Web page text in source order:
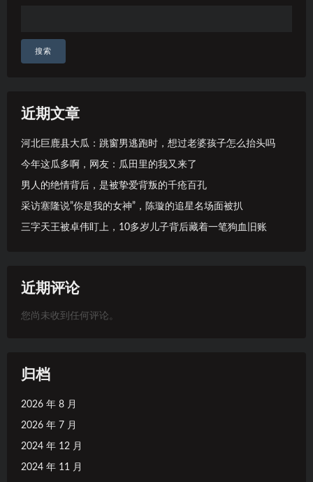
搜索
近期文章
河北巨鹿县大瓜：跳窗男逃跑时，想过老婆孩子怎么抬头吗
今年这瓜多啊，网友：瓜田里的我又来了
男人的绝情背后，是被挚爱背叛的千疮百孔
采访塞隆说”你是我的女神”，陈璇的追星名场面被扒
三字天王被卓伟盯上，10多岁儿子背后藏着一笔狗血旧账
近期评论
您尚未收到任何评论。
归档
2026 年 8 月
2026 年 7 月
2024 年 12 月
2024 年 11 月